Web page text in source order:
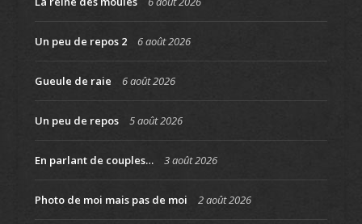
Un peu de repos 2 6 août 2026
Gueule de raie 6 août 2026
Un peu de repos 5 août 2026
En parlant de couples… 3 août 2026
Photo de moi mais pas de moi 2 août 2026